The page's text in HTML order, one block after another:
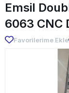
Emsil
6063 CNC
Favorilerime Ekle